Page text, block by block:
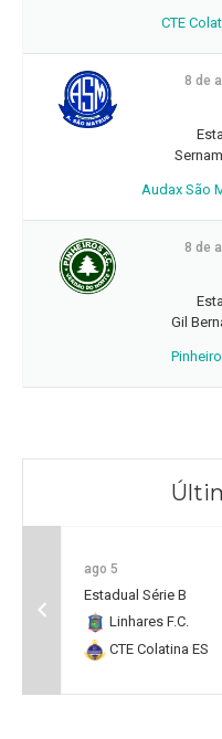
CTE
8 de
Audax São
8 de
Gil
ago 5
Estadual Série B
Linhares F.C.
CTE Colatina ES